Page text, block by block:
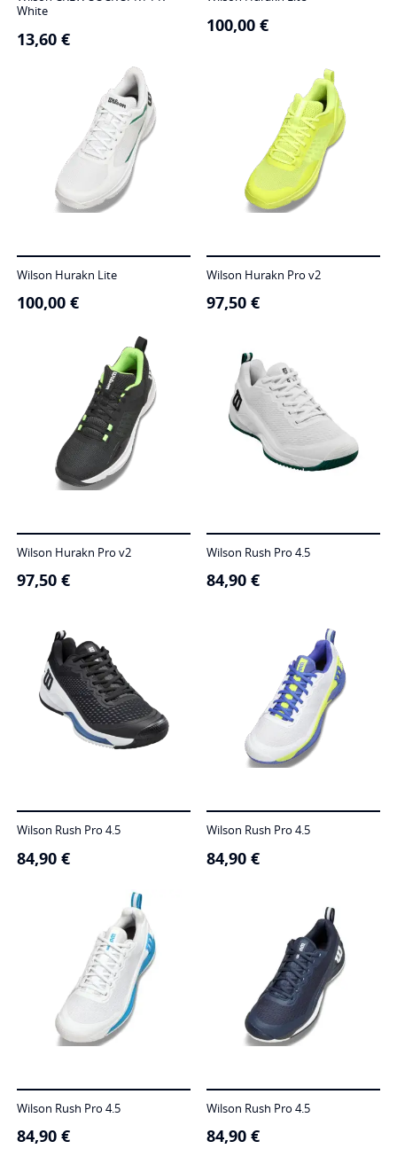
White
13,60 €
100,00 €
Wilson Hurakn Lite
100,00 €
Wilson Hurakn Pro v2
97,50 €
Wilson Hurakn Pro v2
97,50 €
Wilson Rush Pro 4.5
84,90 €
Wilson Rush Pro 4.5
84,90 €
Wilson Rush Pro 4.5
84,90 €
Wilson Rush Pro 4.5
84,90 €
Wilson Rush Pro 4.5
84,90 €